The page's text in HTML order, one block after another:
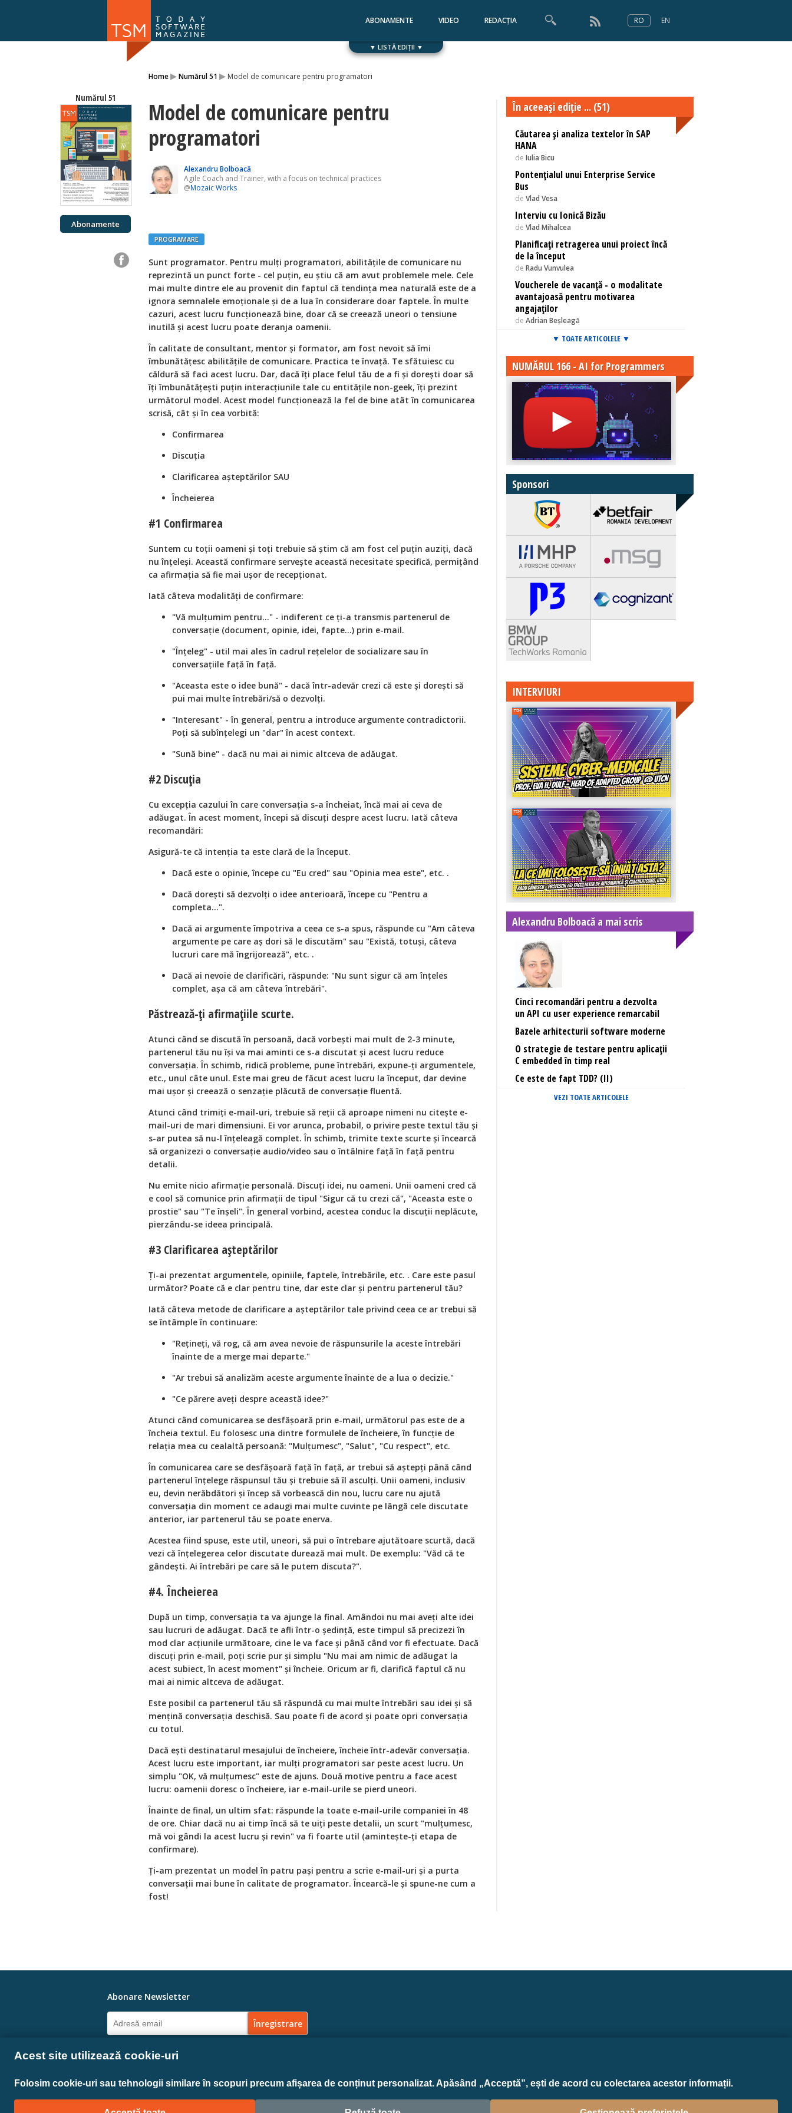
ABONAMENTE VIDEO REDACȚIA RO EN
Acest site utilizează cookie-uri
Folosim cookie-uri sau tehnologii similare în scopuri precum afișarea de conținut personalizat. Apăsând „Acceptă”, ești de acord cu colectarea acestor informații.
▼ LISTĂ EDIȚII ▼
Home▸Numărul 51 ▸ Model de comunicare pentru programatori
Numărul 51
Abonamente
Model de comunicare pentru
programatori
Alexandru Bolboacă
Agile Coach and Trainer, with a focus on technical practices
@Mozaic Works
PROGRAMARE
Sunt programator. Pentru mulți programatori, abilitățile de comunicare nu
reprezintă un punct forte - cel puțin, eu știu că am avut problemele mele. Cele
mai multe dintre ele au provenit din faptul că tendința mea naturală este de a
ignora semnalele emoționale și de a lua în considerare doar faptele. În multe
cazuri, acest lucru funcționează bine, doar că se creează uneori o tensiune
inutilă și acest lucru poate deranja oamenii.
În calitate de consultant, mentor și formator, am fost nevoit să îmi
îmbunătățesc abilitățile de comunicare. Practica te învață. Te sfătuiesc cu
căldură să faci acest lucru. Dar, dacă îți place felul tău de a fi și dorești doar să
îți îmbunătățești puțin interacțiunile tale cu entitățile non-geek, îți prezint
următorul model. Acest model funcționează la fel de bine atât în comunicarea
scrisă, cât și în cea vorbită:
Confirmarea
Discuția
Clarificarea așteptărilor SAU
Încheierea
#1 Confirmarea
Suntem cu toții oameni și toți trebuie să știm că am fost cel puțin auziți, dacă
nu înțeleși. Această confirmare servește această necesitate specifică, permițând
ca afirmația să fie mai ușor de recepționat.
Iată câteva modalități de confirmare:
"Vă mulțumim pentru..." - indiferent ce ți-a transmis partenerul de
conversație (document, opinie, idei, fapte...) prin e-mail.
"Înțeleg" - util mai ales în cadrul rețelelor de socializare sau în
conversațiile față în față.
"Aceasta este o idee bună" - dacă într-adevăr crezi că este și dorești să
pui mai multe întrebări/să o dezvolți.
"Interesant" - în general, pentru a introduce argumente contradictorii.
Poți să subînțelegi un "dar" în acest context.
"Sună bine" - dacă nu mai ai nimic altceva de adăugat.
#2 Discuția
Cu excepția cazului în care conversația s-a încheiat, încă mai ai ceva de
adăugat. În acest moment, începi să discuți despre acest lucru. Iată câteva
recomandări:
Asigură-te că intenția ta este clară de la început.
Dacă este o opinie, începe cu "Eu cred" sau "Opinia mea este", etc. .
Dacă dorești să dezvolți o idee anterioară, începe cu "Pentru a
completa...".
Dacă ai argumente împotriva a ceea ce s-a spus, răspunde cu "Am câteva
argumente pe care aș dori să le discutăm" sau "Există, totuși, câteva
lucruri care mă îngrijorează", etc. .
Dacă ai nevoie de clarificări, răspunde: "Nu sunt sigur că am înțeles
complet, așa că am câteva întrebări".
Păstrează-ți afirmațiile scurte.
Atunci când se discută în persoană, dacă vorbești mai mult de 2-3 minute,
partenerul tău nu își va mai aminti ce s-a discutat și acest lucru reduce
conversația. În schimb, ridică probleme, pune întrebări, expune-ți argumentele,
etc., unul câte unul. Este mai greu de făcut acest lucru la început, dar devine
mai ușor și creează o senzație plăcută de conversație fluentă.
Atunci când trimiți e-mail-uri, trebuie să reții că aproape nimeni nu citește e-
mail-uri de mari dimensiuni. Ei vor arunca, probabil, o privire peste textul tău și
s-ar putea să nu-l înțeleagă complet. În schimb, trimite texte scurte și încearcă
să organizezi o conversație audio/video sau o întâlnire față în față pentru
detalii.
Nu emite nicio afirmație personală. Discuți idei, nu oameni. Unii oameni cred că
e cool să comunice prin afirmații de tipul "Sigur că tu crezi că", "Aceasta este o
prostie" sau "Te înșeli". În general vorbind, acestea conduc la discuții neplăcute,
pierzându-se ideea principală.
#3 Clarificarea așteptărilor
Ți-ai prezentat argumentele, opiniile, faptele, întrebările, etc. . Care este pasul
următor? Poate că e clar pentru tine, dar este clar și pentru partenerul tău?
Iată câteva metode de clarificare a așteptărilor tale privind ceea ce ar trebui să
se întâmple în continuare:
"Rețineți, vă rog, că am avea nevoie de răspunsurile la aceste întrebări
înainte de a merge mai departe."
"Ar trebui să analizăm aceste argumente înainte de a lua o decizie."
"Ce părere aveți despre această idee?"
Atunci când comunicarea se desfășoară prin e-mail, următorul pas este de a
încheia textul. Eu folosesc una dintre formulele de încheiere, în funcție de
relația mea cu cealaltă persoană: "Mulțumesc", "Salut", "Cu respect", etc.
În comunicarea care se desfășoară față în față, ar trebui să aștepți până când
partenerul înțelege răspunsul tău și trebuie să îl asculți. Unii oameni, inclusiv
eu, devin nerăbdători și încep să vorbească din nou, lucru care nu ajută
conversația din moment ce adaugi mai multe cuvinte pe lângă cele discutate
anterior, iar partenerul tău se poate enerva.
Acestea fiind spuse, este util, uneori, să pui o întrebare ajutătoare scurtă, dacă
vezi că înțelegerea celor discutate durează mai mult. De exemplu: "Văd că te
gândești. Ai întrebări pe care să le putem discuta?".
#4. Încheierea
După un timp, conversația ta va ajunge la final. Amândoi nu mai aveți alte idei
sau lucruri de adăugat. Dacă te afli într-o ședință, este timpul să precizezi în
mod clar acțiunile următoare, cine le va face și până când vor fi efectuate. Dacă
discuți prin e-mail, poți scrie pur și simplu "Nu mai am nimic de adăugat la
acest subiect, în acest moment" și încheie. Oricum ar fi, clarifică faptul că nu
mai ai nimic altceva de adăugat.
Este posibil ca partenerul tău să răspundă cu mai multe întrebări sau idei și să
mențină conversația deschisă. Sau poate fi de acord și poate opri conversația
cu totul.
Dacă ești destinatarul mesajului de încheiere, încheie într-adevăr conversația.
Acest lucru este important, iar mulți programatori sar peste acest lucru. Un
simplu "OK, vă mulțumesc" este de ajuns. Două motive pentru a face acest
lucru: oamenii doresc o încheiere, iar e-mail-urile se pierd uneori.
Înainte de final, un ultim sfat: răspunde la toate e-mail-urile companiei în 48
de ore. Chiar dacă nu ai timp încă să te uiți peste detalii, un scurt "mulțumesc,
mă voi gândi la acest lucru și revin" va fi foarte util (amintește-ți etapa de
confirmare).
Ți-am prezentat un model în patru pași pentru a scrie e-mail-uri și a purta
conversații mai bune în calitate de programator. Încearcă-le și spune-ne cum a
fost!
În aceeaşi ediţie ... (51)
Căutarea și analiza textelor în SAP
HANA
de Iulia Bicu
Pontențialul unui Enterprise Service
Bus
de Vlad Vesa
Interviu cu Ionică Bizău
de Vlad Mihalcea
Planificaţi retragerea unui proiect încă
de la început
de Radu Vunvulea
Voucherele de vacanță - o modalitate
avantajoasă pentru motivarea
angajaților
de Adrian Beșleagă
▼ TOATE ARTICOLELE ▼
NUMĂRUL 166 - AI for Programmers
Sponsori
INTERVIURI
Alexandru Bolboacă a mai scris
Cinci recomandări pentru a dezvolta
un API cu user experience remarcabil
Bazele arhitecturii software moderne
O strategie de testare pentru aplicații
C embedded în timp real
Ce este de fapt TDD? (II)
VEZI TOATE ARTICOLELE
Abonare Newsletter